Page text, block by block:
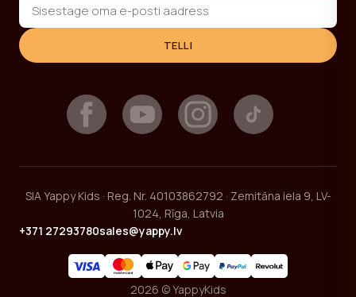
TELLI
SIA Yappy Kids · Reg. Nr. 40103862792 · Zemitāna iela 9, LV-
1024, Rīga, Latvia
+371 27293780sales@yappy.lv
2026 © YappyKids